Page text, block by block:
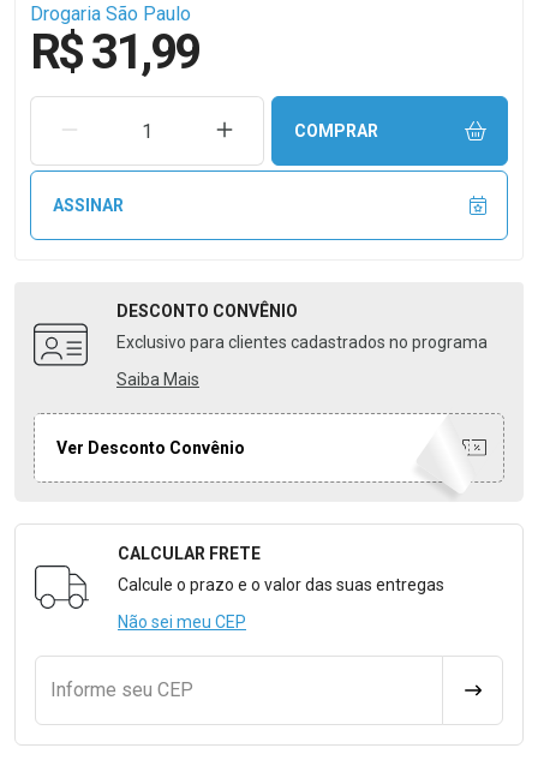
Drogaria São Paulo
R$ 31,99
REMOVER UMA UNIDADEAUMENTAR UMA UNIDADE
COMPRAR
ASSINAR
DESCONTO CONVÊNIO
Exclusivo para clientes cadastrados no programa
Saiba Mais
Ver Desconto Convênio
Formulário para Calcular o Frete
CALCULAR FRETE
Calcule o prazo e o valor das suas entregas
Não sei meu CEP
Informe seu CEP